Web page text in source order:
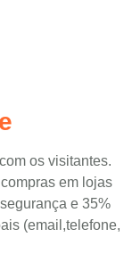
os visitantes.
em lojas
e 35%
(email,telefone,